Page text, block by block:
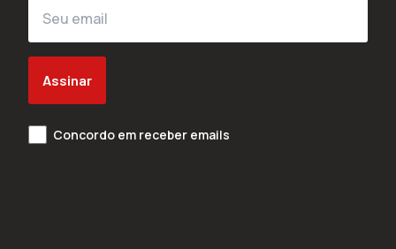
Assinar
Concordo em receber emails